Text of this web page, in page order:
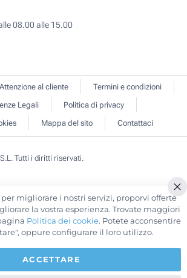
08.00 alle 15.00
Attenzione al cliente
Termini e condizioni
Legali
Politica di privacy
Mappa del sito Contattaci
Tutti i diritti riservati.
migliorare i nostri servizi, proporvi offerte
la vostra esperienza. Trovate maggiori
Politica dei cookie. Potete acconsentire
oppure configurare il loro utilizzo.
ACCETTARE